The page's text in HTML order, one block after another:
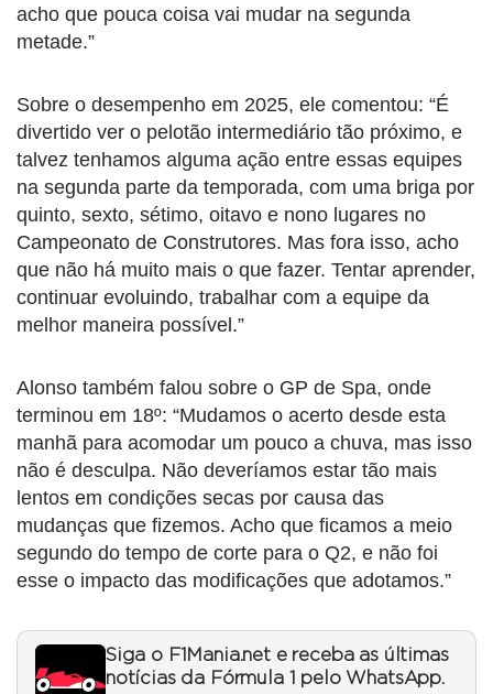
acho que pouca coisa vai mudar na segunda
metade.”
Sobre o desempenho em 2025, ele comentou: “É
divertido ver o pelotão intermediário tão próximo, e
talvez tenhamos alguma ação entre essas equipes
na segunda parte da temporada, com uma briga por
quinto, sexto, sétimo, oitavo e nono lugares no
Campeonato de Construtores. Mas fora isso, acho
que não há muito mais o que fazer. Tentar aprender,
continuar evoluindo, trabalhar com a equipe da
melhor maneira possível.”
Alonso também falou sobre o GP de Spa, onde
terminou em 18º: “Mudamos o acerto desde esta
manhã para acomodar um pouco a chuva, mas isso
não é desculpa. Não deveríamos estar tão mais
lentos em condições secas por causa das
mudanças que fizemos. Acho que ficamos a meio
segundo do tempo de corte para o Q2, e não foi
esse o impacto das modificações que adotamos.”
Siga o F1Mania.net e receba as últimas
notícias da Fórmula 1 pelo WhatsApp.